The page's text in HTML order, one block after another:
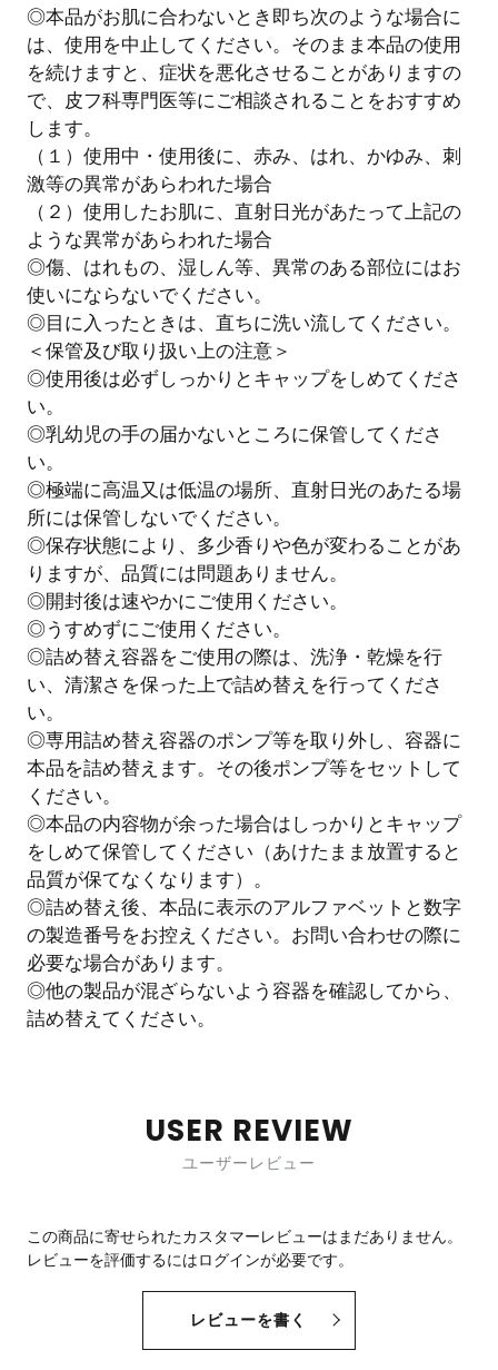
◎本品がお肌に合わないとき即ち次のような場合に
は、使用を中止してください。そのまま本品の使用
を続けますと、症状を悪化させることがありますの
で、皮フ科専門医等にご相談されることをおすすめ
します。
（１）使用中・使用後に、赤み、はれ、かゆみ、刺
激等の異常があらわれた場合
（２）使用したお肌に、直射日光があたって上記の
ような異常があらわれた場合
◎傷、はれもの、湿しん等、異常のある部位にはお
使いにならないでください。
◎目に入ったときは、直ちに洗い流してください。
＜保管及び取り扱い上の注意＞
◎使用後は必ずしっかりとキャップをしめてくださ
い。
◎乳幼児の手の届かないところに保管してくださ
い。
◎極端に高温又は低温の場所、直射日光のあたる場
所には保管しないでください。
◎保存状態により、多少香りや色が変わることがあ
りますが、品質には問題ありません。
◎開封後は速やかにご使用ください。
◎うすめずにご使用ください。
◎詰め替え容器をご使用の際は、洗浄・乾燥を行
い、清潔さを保った上で詰め替えを行ってくださ
い。
◎専用詰め替え容器のポンプ等を取り外し、容器に
本品を詰め替えます。その後ポンプ等をセットして
ください。
◎本品の内容物が余った場合はしっかりとキャップ
をしめて保管してください（あけたまま放置すると
品質が保てなくなります）。
◎詰め替え後、本品に表示のアルファベットと数字
の製造番号をお控えください。お問い合わせの際に
必要な場合があります。
◎他の製品が混ざらないよう容器を確認してから、
詰め替えてください。
USER REVIEW
ユーザーレビュー
この商品に寄せられたカスタマーレビューはまだありません。
レビューを評価するにはログインが必要です。
レビューを書く